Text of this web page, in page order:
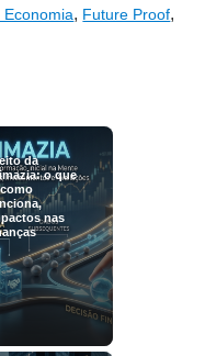
, Future Proof,
da
o que
nas